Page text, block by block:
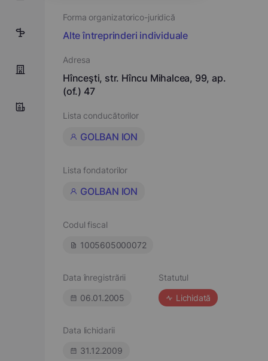
6
Forma organizatorico-juridică
Alte întreprinderi individuale
Adresa
Hînceşti, str. Hîncu Mihalcea, 99, ap.
(of.) 47
Lista conducătorilor
GOLBAN ION
Lista fondatorilor
GOLBAN ION
Codul fiscal
1005605000072
Data înregistrării
06.01.2005
Statutul
Lichidată
Data lichidarii
31.12.2009